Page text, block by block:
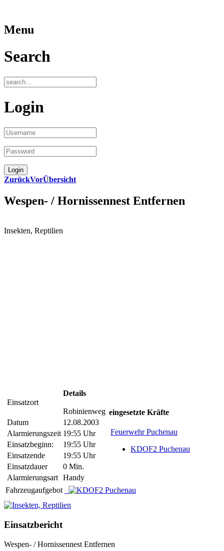
Menu
Search
Login
ZurückVorÜbersicht
Wespen- / Hornissennest Entfernen
Insekten, Reptilien
Einsatzort
Details
Robinienweg
Datum
12.08.2003
Alarmierungszeit 19:55 Uhr
Einsatzbeginn:
19:55 Uhr
Einsatzende
19:55 Uhr
Einsatzdauer
0 Min.
Alarmierungsart Handy
eingesetzte Kräfte
Feuerwehr Puchenau
KDOF2 Puchenau
Fahrzeugaufgebot
Einsatzbericht
Wespen- / Hornissennest Entfernen